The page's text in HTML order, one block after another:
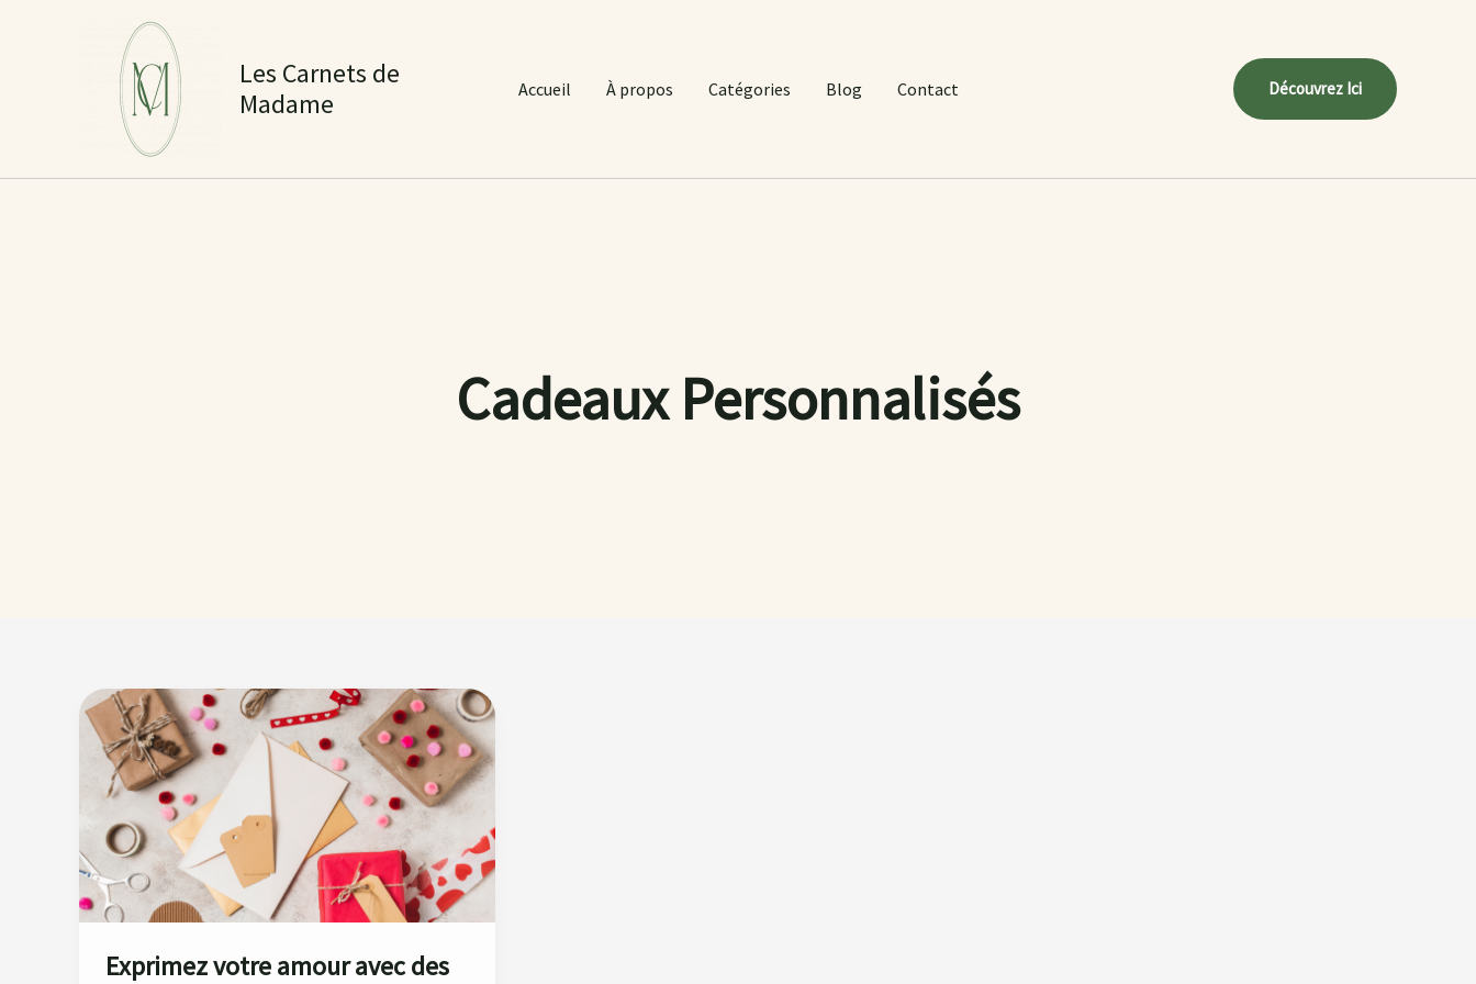
Les Carnets de
Madame
Accueil À propos Catégories Blog Contact Découvrez Ici
Cadeaux Personnalisés
Exprimez votre amour avec des
Exprimez
votre
amour
avec
cartes
et
cadeaux
main !